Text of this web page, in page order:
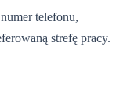
telefonu,
strefę pracy.